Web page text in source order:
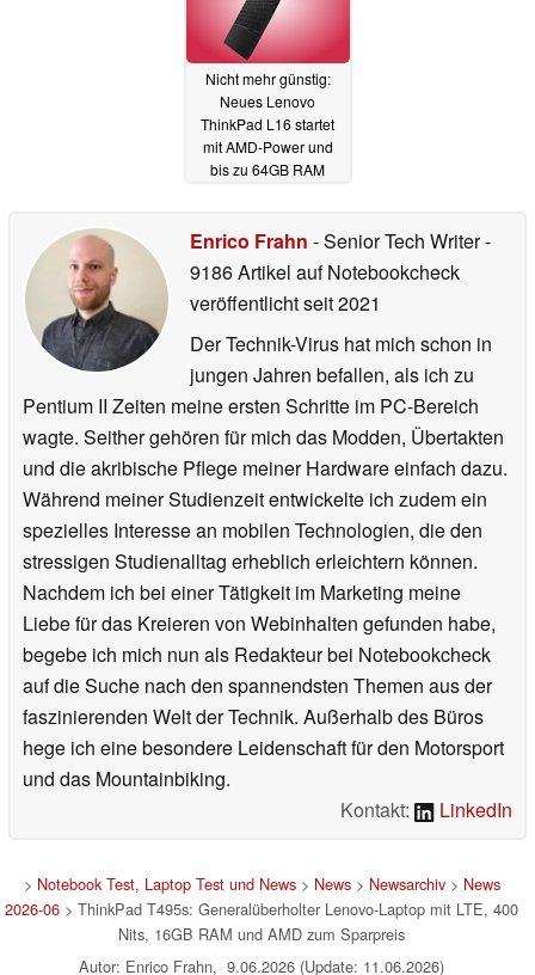
Nicht mehr günstig:
Neues Lenovo
ThinkPad L16 startet
mit AMD-Power und
bis zu 64GB RAM
Enrico Frahn - Senior Tech Writer-
9186 Artikel auf Notebookcheck
veröffentlichtseit 2021
Der Technik-Virus hat mich schon in
jungen Jahren befallen, als ich zu
Pentium II Zeiten meine ersten Schritte im PC-Bereich
wagte. Seither gehören für mich das Modden, Übertakten
und die akribische Pflege meiner Hardware einfach dazu.
Während meiner Studienzeit entwickelte ich zudem ein
spezielles Interesse an mobilen Technologien, die den
stressigen Studienalltag erheblich erleichtern können.
Nachdem ich bei einer Tätigkeit im Marketing meine
Liebe für das Kreieren von Webinhalten gefunden habe,
begebe ich mich nun als Redakteur bei Notebookcheck
auf die Suche nach den spannendsten Themen aus der
faszinierenden Welt der Technik. Außerhalb des Büros
hege ich eine besondere Leidenschaft für den Motorsport
und das Mountainbiking.
Kontakt:
LinkedIn
> Notebook Test, Laptop Test und News> News> Newsarchiv> News
2026-06 > ThinkPad T495s: Generalüberholter Lenovo-Laptop mit LTE, 400
Nits, 16GB RAM und AMD zum Sparpreis
Autor: Enrico Frahn, 9.06.2026 (Update: 11.06.2026)